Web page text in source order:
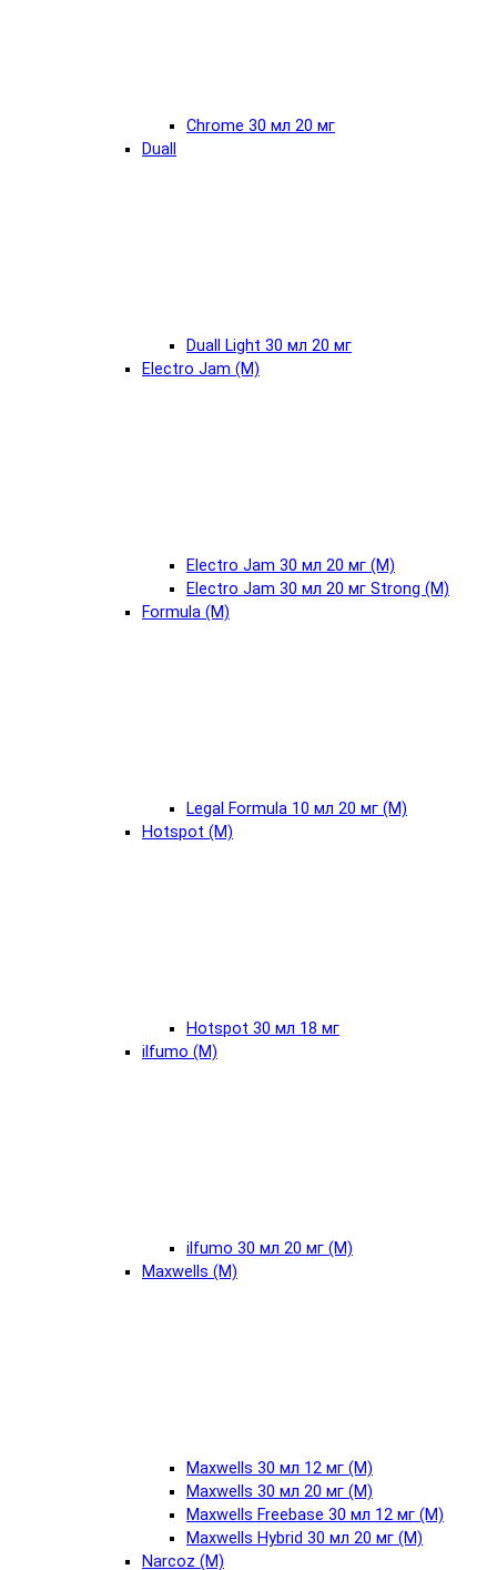
Chrome 30 мл 20 мг
Duall
Duall Light 30 мл 20 мг
Electro Jam (М)
Electro Jam 30 мл 20 мг (М)
Electro Jam 30 мл 20 мг Strong (М)
Formula (М)
Legal Formula 10 мл 20 мг (М)
Hotspot (М)
Hotspot 30 мл 18 мг
ilfumo (М)
ilfumo 30 мл 20 мг (М)
Maxwells (М)
Maxwells 30 мл 12 мг (М)
Maxwells 30 мл 20 мг (М)
Maxwells Freebase 30 мл 12 мг (М)
Maxwells Hybrid 30 мл 20 мг (М)
Narcoz (М)